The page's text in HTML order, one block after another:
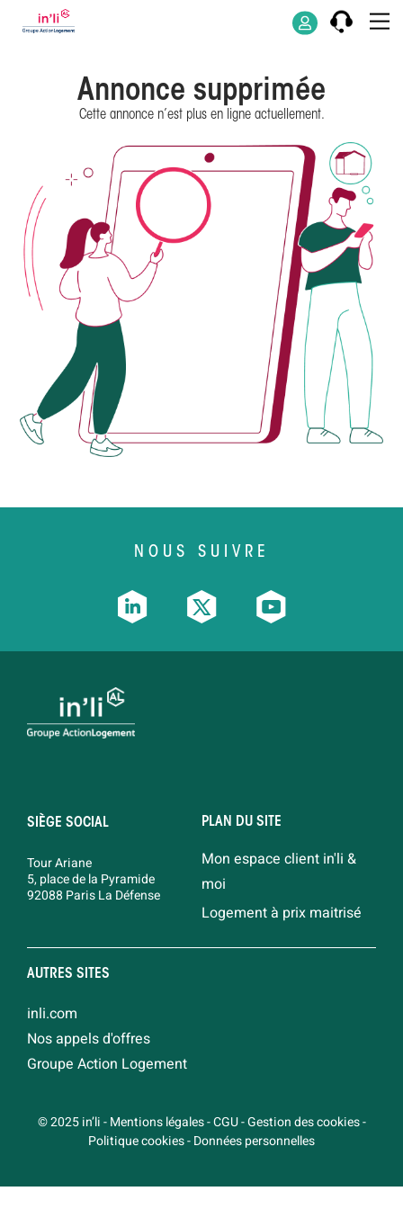
Annonce supprimée
Cette annonce n’est plus en ligne actuellement.
NOUS SUIVRE
SIÈGE SOCIAL
Tour Ariane
5, place de la Pyramide
92088 Paris La Défense
PLAN DU SITE
Mon espace client in'li &
moi
Logement à prix maitrisé
AUTRES SITES
inli.com
Nos appels d'offres
Groupe Action Logement
© 2025 in’li-Mentions légales-CGU-Gestion des cookies-
Politique cookies-Données personnelles